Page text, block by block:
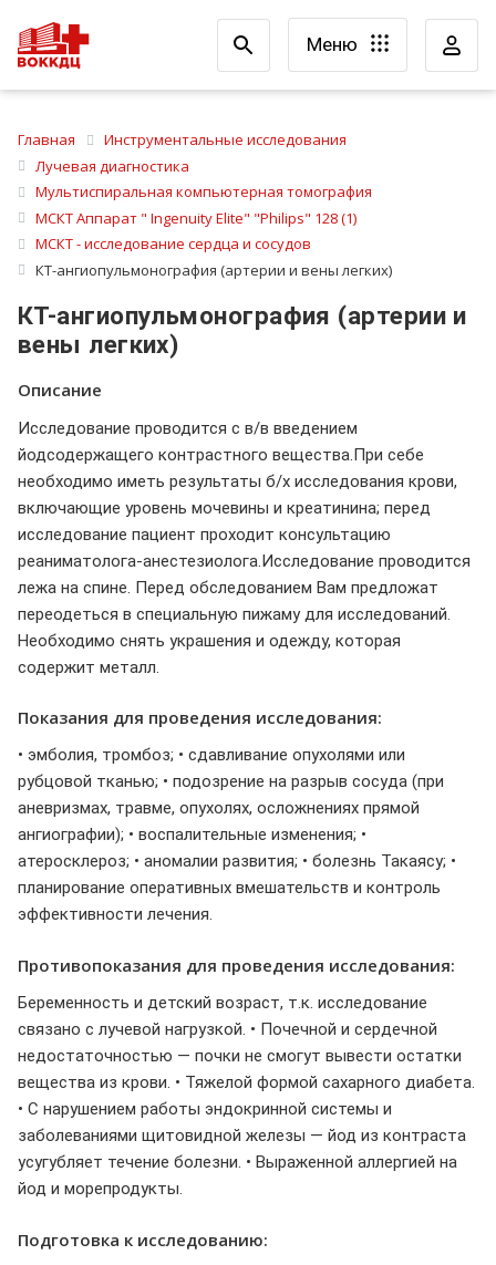
Меню
Главная
Инструментальные исследования
Лучевая диагностика
Мультиспиральная компьютерная томография
МСКТ Аппарат " Ingenuity Elite" "Philips" 128 (1)
МСКТ - исследование сердца и сосудов
КТ-ангиопульмонография (артерии и вены легких)
КТ-ангиопульмонография (артерии и
вены легких)
Описание
Исследование проводится с в/в введением
йодсодержащего контрастного вещества.При себе
необходимо иметь результаты б/х исследования крови,
включающие уровень мочевины и креатинина; перед
исследование пациент проходит консультацию
реаниматолога-анестезиолога.Исследование проводится
лежа на спине. Перед обследованием Вам предложат
переодеться в специальную пижаму для исследований.
Необходимо снять украшения и одежду, которая
содержит металл.
Показания для проведения исследования:
• эмболия, тромбоз; • сдавливание опухолями или
рубцовой тканью; • подозрение на разрыв сосуда (при
аневризмах, травме, опухолях, осложнениях прямой
ангиографии); • воспалительные изменения; •
атеросклероз; • аномалии развития; • болезнь Такаясу; •
планирование оперативных вмешательств и контроль
эффективности лечения.
Противопоказания для проведения исследования:
Беременность и детский возраст, т.к. исследование
связано с лучевой нагрузкой. • Почечной и сердечной
недостаточностью — почки не смогут вывести остатки
вещества из крови. • Тяжелой формой сахарного диабета.
• С нарушением работы эндокринной системы и
заболеваниями щитовидной железы — йод из контраста
усугубляет течение болезни. • Выраженной аллергией на
йод и морепродукты.
Подготовка к исследованию: